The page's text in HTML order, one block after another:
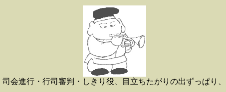
司会進行・行司審判・しきり役、目立ちたがりの出ずっぱり